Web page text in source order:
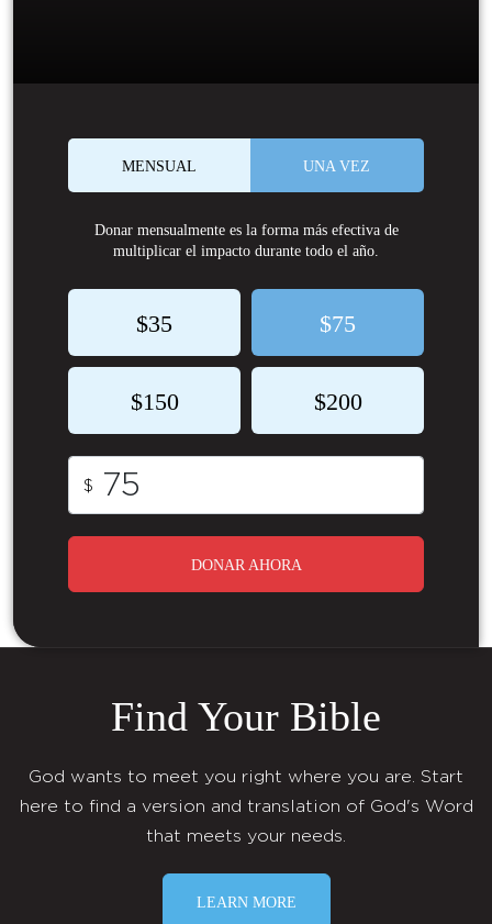
MENSUAL UNA VEZ
Donar mensualmente es la forma más efectiva de
multiplicar el impacto durante todo el año.
$35 $75
$150 $200
$
DONAR AHORA
Find Your Bible
God wants to meet you right where you are. Start
here to find a version and translation of God's Word
that meets your needs.
LEARN MORE